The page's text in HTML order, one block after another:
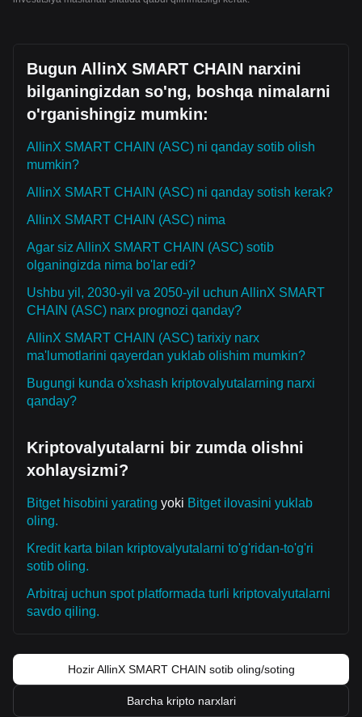
Bugun AllinX SMART CHAIN narxini
bilganingizdan so'ng, boshqa nimalarni
o'rganishingiz mumkin:
AllinX SMART CHAIN (ASC) ni qanday sotib olish
mumkin?
AllinX SMART CHAIN (ASC) ni qanday sotish kerak?
AllinX SMART CHAIN (ASC) nima
Agar siz AllinX SMART CHAIN (ASC) sotib
olganingizda nima bo'lar edi?
Ushbu yil, 2030-yil va 2050-yil uchun AllinX SMART
CHAIN (ASC) narx prognozi qanday?
AllinX SMART CHAIN (ASC) tarixiy narx
ma'lumotlarini qayerdan yuklab olishim mumkin?
Bugungi kunda o'xshash kriptovalyutalarning narxi
qanday?
Kriptovalyutalarni bir zumda olishni
xohlaysizmi?
Bitget hisobini yarating yoki Bitget ilovasini yuklab
oling.
Kredit karta bilan kriptovalyutalarni to'g'ridan-to'g'ri
sotib oling.
Arbitraj uchun spot platformada turli kriptovalyutalarni
savdo qiling.
Hozir AllinX SMART CHAIN sotib oling/soting
Barcha kripto narxlari